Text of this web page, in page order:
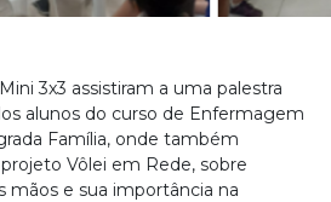
3x3 assistiram a uma palestra
alunos do curso de Enfermagem
Família, onde também
Vôlei em Rede, sobre
mãos e sua importância na